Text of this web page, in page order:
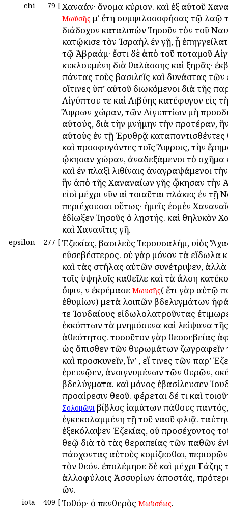
chi
79 [ Χαναάν· ὄνομα κύριον. καὶ ἐξ αὐτοῦ
Μωϋσῆς μʹ ἔτη συμφιλοσοφήσας τῷ λαῷ
διάδοχον καταλιπὼν Ἰησοῦν τὸν τοῦ
κατῴκισε τὸν Ἰσραὴλ ἐν γῇ, ᾗ
τῷ Ἀβραάμ· ἔστι δὲ ἀπὸ τοῦ ποταμοῦ
κυκλουμένη διὰ θαλάσσης καὶ ξηρᾶς·
πάντας τοὺς βασιλεῖς καὶ δυνάστας τῶν
οἵτινες ὑπ’ αὐτοῦ διωκόμενοι διὰ τῆς
Αἰγύπτου τε καὶ Λιβύης κατέφυγον εἰς
Ἄφρων χώραν, τῶν Αἰγυπτίων μὴ
αὐτούς, διὰ τὴν μνήμην τὴν προτέραν,
αὐτοὺς ἐν τῇ Ἐρυθρᾷ καταποντισθέντες
καὶ προσφυγόντες τοῖς Ἄφροις, τὴν
ᾤκησαν χώραν, ἀναδεξάμενοι τὸ σχῆμα
καὶ ἐν πλαξὶ λιθίναις ἀναγραψάμενοι τὴν
ἣν ἀπὸ τῆς Χαναναίων γῆς ᾤκησαν τὴν
εἰσὶ μέχρι νῦν αἱ τοιαῦται πλάκες ἐν τῇ
περιέχουσαι οὕτως· ἡμεῖς ἐσμὲν
ἐδίωξεν Ἰησοῦς ὁ λῃστής. καὶ θηλυκὸν
καὶ Χανανῖτις γῆ.
epsilon 277 [ Ἐζεκίας, βασιλεὺς Ἱερουσαλήμ, υἱὸς
εὐσεβέστερος. οὐ γὰρ μόνον τὰ εἴδωλα
καὶ τὰς στήλας αὐτῶν συνέτριψεν, ἀλλὰ
τοῖς ὑψηλοῖς καθεῖλε καὶ τὰ ἄλση
ὄφιν, ὃν ἐκρέμασε Μωυσῆς( ἔτι γὰρ αὐτῷ
ἐθυμίων) μετὰ λοιπῶν βδελυγμάτων
τε Ἰουδαίους εἰδωλολατροῦντας
ἐκκόπτων τὰ μνημόσυνα καὶ λείψανα τῆς
ἀθεότητος. τοσοῦτον γὰρ θεοσεβείας
ὡς ὄπισθεν τῶν θυρωμάτων ζωγραφεῖν
καὶ προσκυνεῖν, ἵν’ , εἴ τινες τῶν παρ’
ἐρευνῷεν, ἀνοιγνυμένων τῶν θυρῶν,
βδελύγματα. καὶ μόνος ἐβασίλευσεν
προαίρεσιν θεοῦ. φέρεται δέ τι καὶ
Σολομῶνι βίβλος ἰαμάτων πάθους παντός,
ἐγκεκολαμμένη τῇ τοῦ ναοῦ φλιᾷ.
ἐξεκόλαψεν Ἐζεκίας, οὐ προσέχοντος
θεῷ διὰ τὸ τὰς θεραπείας τῶν παθῶν
πάσχοντας αὐτοὺς κομίζεσθαι,
τὸν θεόν. ἐπολέμησε δὲ καὶ μέχρι Γάζης
ἀλλοφύλοις Ἀσσυρίων ἀποστάς,
ὤν.
iota 409 [ Ἰοθόρ· ὁ πενθερὸς Μωϋσέως.